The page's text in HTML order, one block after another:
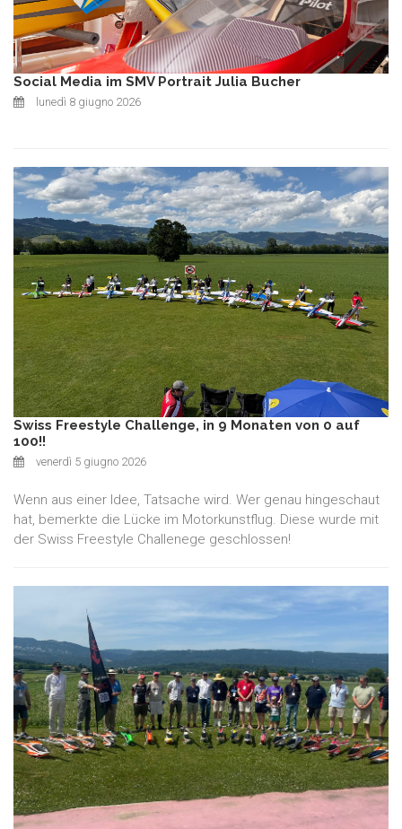
Social Media im SMV Portrait Julia Bucher
lunedì 8 giugno 2026
Swiss Freestyle Challenge, in 9 Monaten von 0 auf
100!!
venerdì 5 giugno 2026
Wenn aus einer Idee, Tatsache wird. Wer genau hingeschaut
hat, bemerkte die Lücke im Motorkunstflug. Diese wurde mit
der Swiss Freestyle Challenege geschlossen!